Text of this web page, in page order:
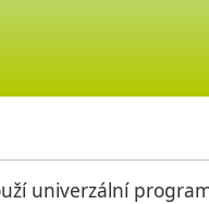
univerzální